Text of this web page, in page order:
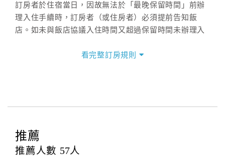
訂房者於住宿當日，因故無法於「最晚保留時間」前辦
理入住手續時，訂房者（或住房者）必須提前告知飯
店。如未與飯店協議入住時間又超過保留時間未辦理入
四、訂單異動
訂房者應於 入住前2日
提出申辦不得異動訂單。
看完整訂房規則
推薦
推薦人數 57人